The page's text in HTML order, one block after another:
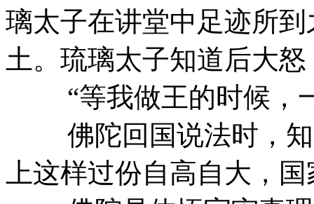
璃太子在讲堂中足迹所
土。琉璃太子知道后大
“等我做王的时候，
佛陀回国说法时，知
上这样过份自高自大，